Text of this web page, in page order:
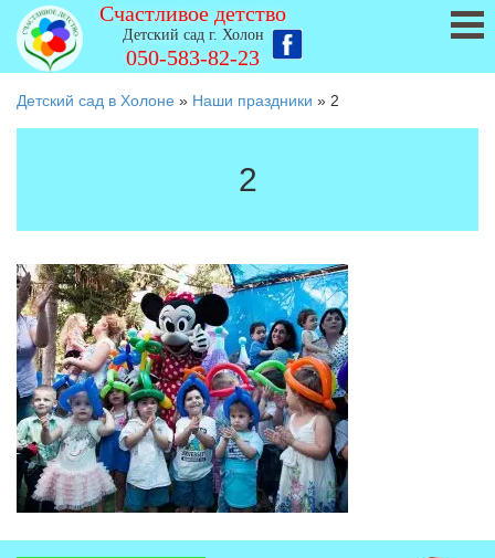
Счастливое детство
Детский сад г. Холон
050-583-82-23
Детский сад в Холоне » Наши праздники » 2
2